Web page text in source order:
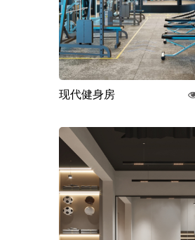
现代健身房